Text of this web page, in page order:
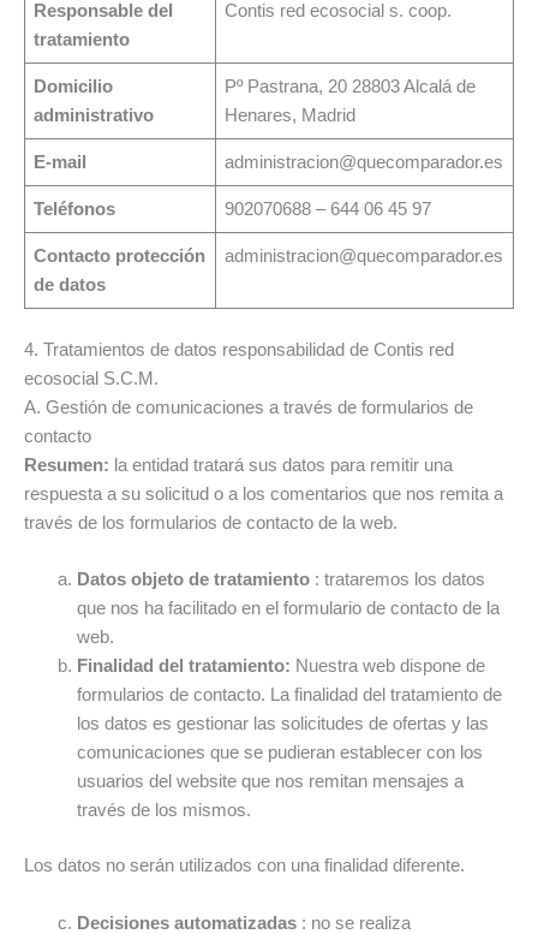
Responsable del
tratamiento
Contis red ecosocial s. coop.
Domicilio
administrativo
Pº Pastrana, 20 28803 Alcalá de
Henares, Madrid
E-mail administracion@quecomparador.es
Teléfonos 902070688 – 644 06 45 97
Contacto protección
de datos
administracion@quecomparador.es
4. Tratamientos de datos responsabilidad de Contis red
ecosocial S.C.M.
A. Gestión de comunicaciones a través de formularios de
contacto
Resumen: la entidad tratará sus datos para remitir una
respuesta a su solicitud o a los comentarios que nos remita a
través de los formularios de contacto de la web.
Datos objeto de tratamiento: trataremos los datos
que nos ha facilitado en el formulario de contacto de la
web.
Finalidad del tratamiento: Nuestra web dispone de
formularios de contacto. La finalidad del tratamiento de
los datos es gestionar las solicitudes de ofertas y las
comunicaciones que se pudieran establecer con los
usuarios del website que nos remitan mensajes a
través de los mismos.
Los datos no serán utilizados con una finalidad diferente.
Decisiones automatizadas: no se realiza